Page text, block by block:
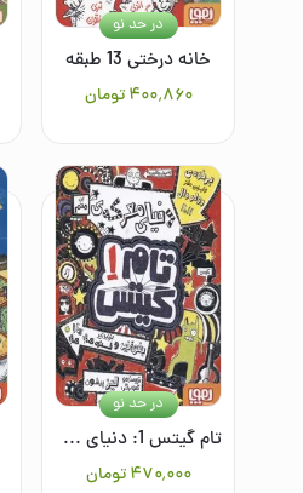
خانه درختی 13 طبقه
۴۰۰٬۸۶۰ تومان
در حد نو
تام گیتس 1: دنیای معرکه‌ی تام گیتس
۴۷۰٬۰۰۰ تومان
در حد نو